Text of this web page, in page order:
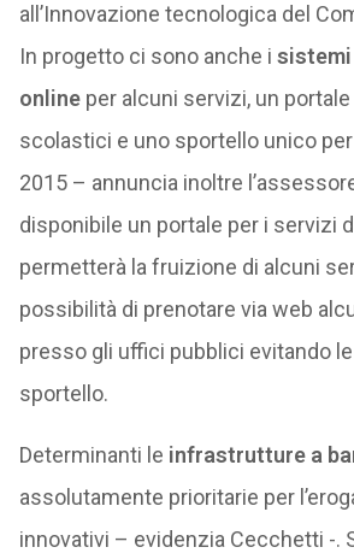
all’Innovazione tecnologica del
In progetto ci sono anche i sistemi
online per alcuni servizi, un
scolastici e uno sportello unico per
2015 – annuncia inoltre
disponibile un portale per i servizi
permetterà la fruizione di alcuni
possibilità di prenotare via web
presso gli uffici pubblici evitando
sportello.
Determinanti le infrastrutture a
assolutamente prioritarie per
innovativi – evidenzia Cecchetti -.